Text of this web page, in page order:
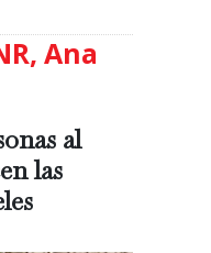
Ana
al
las